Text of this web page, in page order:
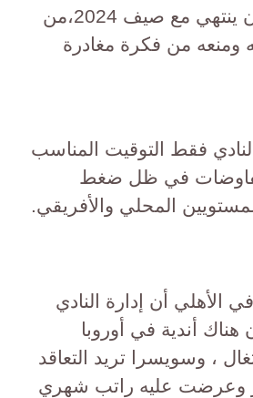
النادي والمقرر أن ينتهي مع صيف 2024،من
ومنعه من فكرة مغادرة
فقط التوقيت المناسب
في ظل ضغط
المحلي والأفريقي.
أن إدارة النادي
هناك أندية في أوروبا
، وسويسرا تريد التعاقد
وعرضت عليه راتب شهري